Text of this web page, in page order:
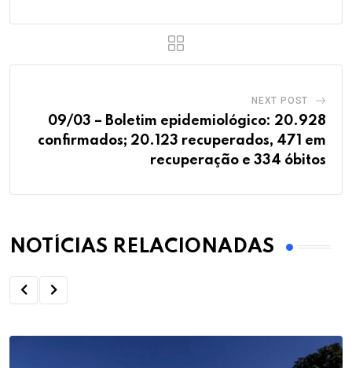
NEXT POST
09/03 – Boletim epidemiológico: 20.928
confirmados; 20.123 recuperados, 471 em
recuperação e 334 óbitos
NOTÍCIAS RELACIONADAS